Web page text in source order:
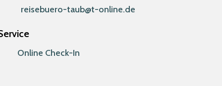
reisebuero-taub@t-online.de
Online Check-In